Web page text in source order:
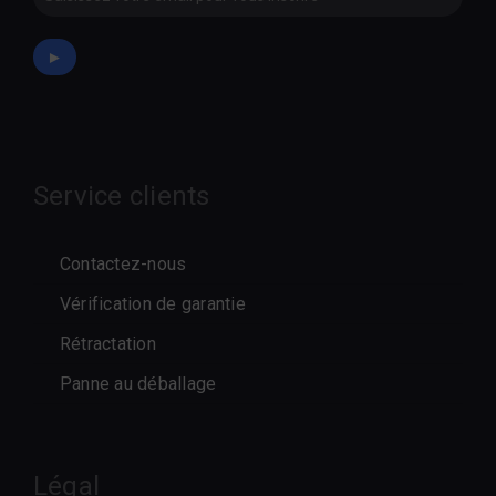
►
Service clients
Contactez-nous
Vérification de garantie
Rétractation
Panne au déballage
Légal